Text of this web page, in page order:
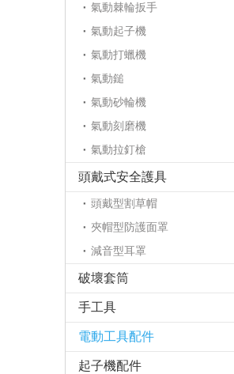
氣動棘輪扳手
氣動起子機
氣動打蠟機
氣動鎚
氣動砂輪機
氣動刻磨機
氣動拉釘槍
頭戴式安全護具
頭戴型割草帽
夾帽型防護面罩
減音型耳罩
破壞套筒
手工具
電動工具配件
起子機配件